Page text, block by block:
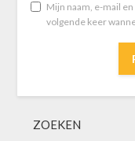
Mijn naam, e-mail
volgende keer
ZOEKEN